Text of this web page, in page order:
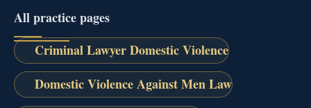
All practice pages
Criminal Lawyer Domestic Violence
Domestic Violence Against Men Law